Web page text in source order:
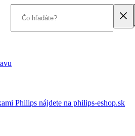
Philips nájdete na philips-eshop.sk